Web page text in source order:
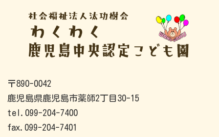
〒890-0042
鹿児島県鹿児島市薬師2丁目30-15
tel.099-204-7400
fax.099-204-7401